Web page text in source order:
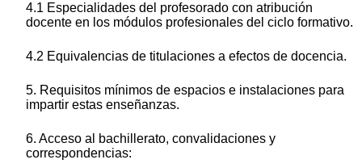
4.1 Especialidades del profesorado con atribución
docente en los módulos profesionales del ciclo formativo.
4.2 Equivalencias de titulaciones a efectos de docencia.
5. Requisitos mínimos de espacios e instalaciones para
impartir estas enseñanzas.
6. Acceso al bachillerato, convalidaciones y
correspondencias: